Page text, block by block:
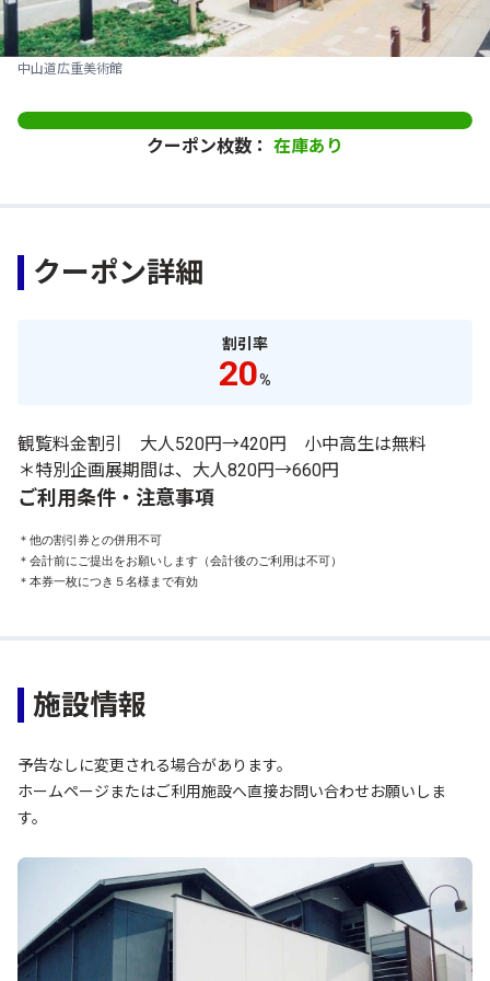
中山道広重美術館
クーポン枚数： 在庫あり
クーポン詳細
割引率
20%
観覧料金割引 大人520円→420円 小中高生は無料
＊特別企画展期間は、大人820円→660円
ご利用条件・注意事項
＊他の割引券との併用不可
＊会計前にご提出をお願いします（会計後のご利用は不可）
＊本券一枚につき５名様まで有効
施設情報
予告なしに変更される場合があります。
ホームページまたはご利用施設へ直接お問い合わせお願いしま
す。